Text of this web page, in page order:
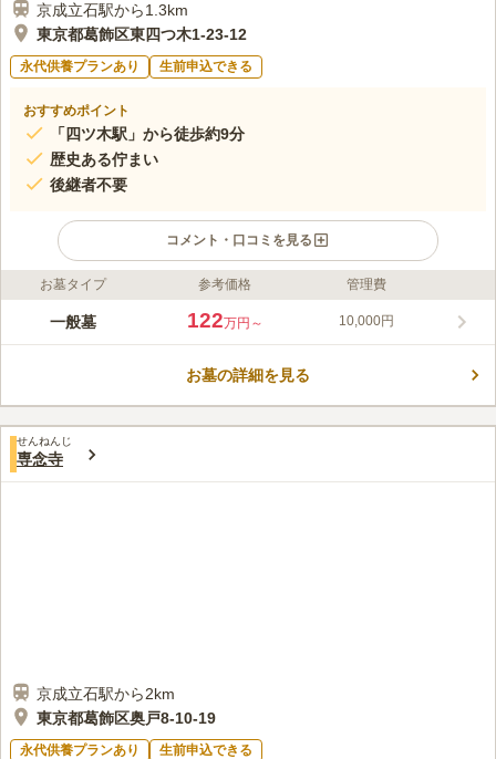
京成立石駅から1.3km
東京都葛飾区東四つ木1-23-12
永代供養プランあり 生前申込できる
おすすめポイント
「四ツ木駅」から徒歩約9分
歴史ある佇まい
後継者不要
コメント・口コミを見る
ライフドット編集部のコメント
最寄駅からも徒歩10分と歩いて行ける距離にある数少ない真宗高
には菩薩像や三仏像など様々な石像が置かれています。 継承者
口コミ評価
この霊園はまだ誰からも評価されていません。
お墓タイプ 参考価格 管理費
一般墓 122万円～ 10,000円
お墓の詳細を見る
せんねんじ
専念寺
京成立石駅から2km
東京都葛飾区奥戸8-10-19
永代供養プランあり 生前申込できる